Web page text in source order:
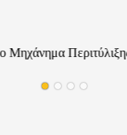
Μηχάνημα